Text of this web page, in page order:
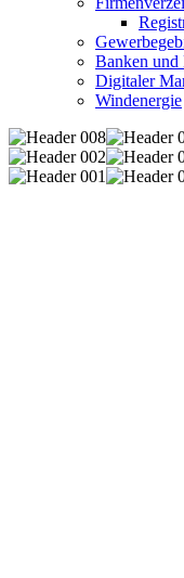
Banken und
Digitaler
Windenergie